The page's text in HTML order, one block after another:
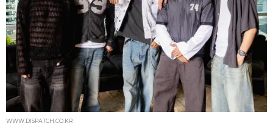
WWW.DISPATCH.CO.KR